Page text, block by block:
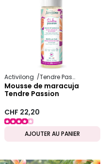
Activilong Tendre Passion
Mousse de maracuja
Tendre Passion
CHF 22,20
AJOUTER AU PANIER